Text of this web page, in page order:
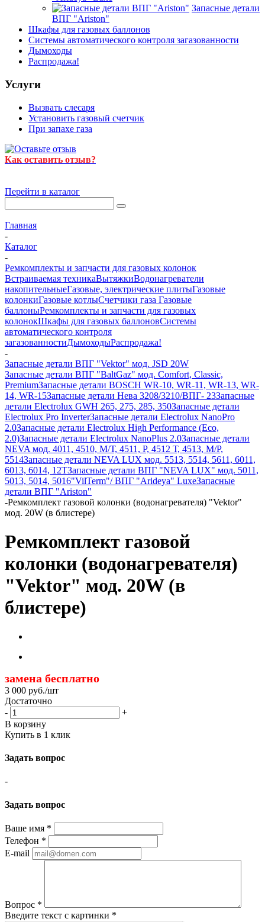
Запасные детали
ВПГ "Ariston"
Шкафы для газовых баллонов
Системы автоматического контроля загазованности
Дымоходы
Распродажа!
Услуги
Вызвать слесаря
Установить газовый счетчик
При запахе газа
Как оставить отзыв?
Перейти в каталог
Главная
-
Каталог
-
Ремкомплекты и запчасти для газовых колонок
Встраиваемая техникаВытяжкиВодонагреватели
накопительныеГазовые, электрические плитыГазовые
колонкиГазовые котлыСчетчики газа Газовые
баллоныРемкомплекты и запчасти для газовых
колонокШкафы для газовых баллоновСистемы
автоматического контроля
загазованностиДымоходыРаспродажа!
-
Запасные детали ВПГ "Vektor" мод. JSD 20W
Запасные детали ВПГ "BaltGaz" мод. Comfort, Classic,
PremiumЗапасные детали BOSCH WR-10, WR-11, WR-13, WR-
14, WR-15Запасные детали Нева 3208/3210/ВПГ- 23Запасные
детали Electrolux GWH 265, 275, 285, 350Запасные детали
Electrolux Pro InverterЗапасные детали Electrolux NanoPro
2.0Запасные детали Electrolux High Performance (Eco,
2.0)Запасные детали Electrolux NanoPlus 2.0Запасные детали
NEVA мод. 4011, 4510, М/Т, 4511, P, 4512 Т, 4513, М/Р,
5514Запасные детали NEVA LUX мод. 5513, 5514, 5611, 6011,
6013, 6014, 12ТЗапасные детали ВПГ "NEVA LUX" мод. 5011,
5013, 5014, 5016"VilTerm"/ ВПГ "Arideya" LuxeЗапасные
детали ВПГ "Ariston"
-Ремкомплект газовой колонки (водонагревателя) "Vektor"
мод. 20W (в блистере)
Ремкомплект газовой
колонки (водонагревателя)
"Vektor" мод. 20W (в
блистере)
замена бесплатно
3 000 руб./шт
Достаточно
-
+
В корзину
Купить в 1 клик
Задать вопрос
-
Задать вопрос
Ваше имя *
Телефон *
E-mail
Вопрос *
Введите текст с картинки *